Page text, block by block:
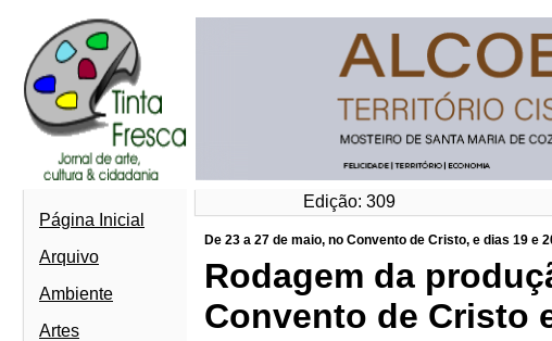
Edição: 309
Página Inicial
Arquivo
Ambiente
Artes
De 23 a 27 de maio, no Convento de Cristo, e dias 19 e
Rodagem da
Convento de Cristo